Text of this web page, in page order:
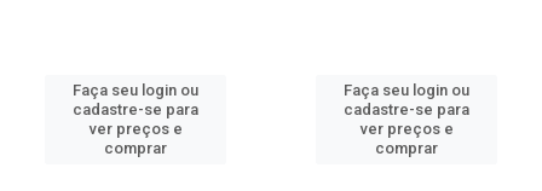
Faça seu login ou
cadastre-se para
ver preços e
comprar
Faça seu login ou
cadastre-se para
ver preços e
comprar